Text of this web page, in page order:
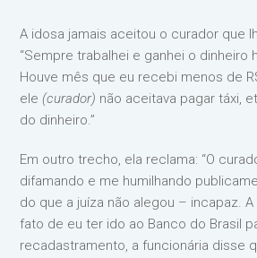
A idosa jamais aceitou o curador que
“Sempre trabalhei e ganhei o dinheiro
Houve mês que eu recebi menos de
ele (curador) não aceitava pagar táxi,
do dinheiro.”
Em outro trecho, ela reclama: “O
difamando e me humilhando
do que a juíza não alegou – incapaz.
fato de eu ter ido ao Banco do Brasil
recadastramento, a funcionária disse